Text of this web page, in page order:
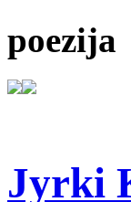
poezija
Jyrki